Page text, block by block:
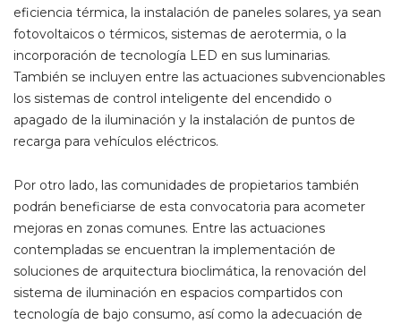
eficiencia térmica, la instalación de paneles solares, ya sean
fotovoltaicos o térmicos, sistemas de aerotermia, o la
incorporación de tecnología LED en sus luminarias.
También se incluyen entre las actuaciones subvencionables
los sistemas de control inteligente del encendido o
apagado de la iluminación y la instalación de puntos de
recarga para vehículos eléctricos.
Por otro lado, las comunidades de propietarios también
podrán beneficiarse de esta convocatoria para acometer
mejoras en zonas comunes. Entre las actuaciones
contempladas se encuentran la implementación de
soluciones de arquitectura bioclimática, la renovación del
sistema de iluminación en espacios compartidos con
tecnología de bajo consumo, así como la adecuación de